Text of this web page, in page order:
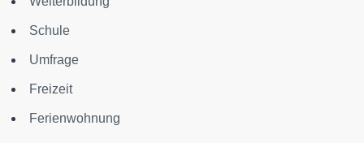
Schule
Umfrage
Freizeit
Ferienwohnung